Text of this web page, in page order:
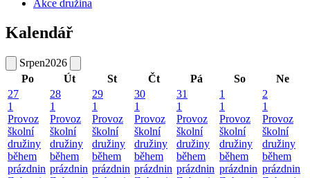
Akce družina
Kalendář
Srpen2026
Po
Út St Čt Pá So
Ne
27
1
Provoz
školní
družiny
během
prázdnin
28
1
Provoz
školní
družiny
během
prázdnin
29
1
Provoz
školní
družiny
během
prázdnin
30
1
Provoz
školní
družiny
během
prázdnin
31
1
Provoz
školní
družiny
během
prázdnin
1
1
Provoz
školní
družiny
během
prázdnin
2
1
Provoz
školní
družiny
během
prázdnin